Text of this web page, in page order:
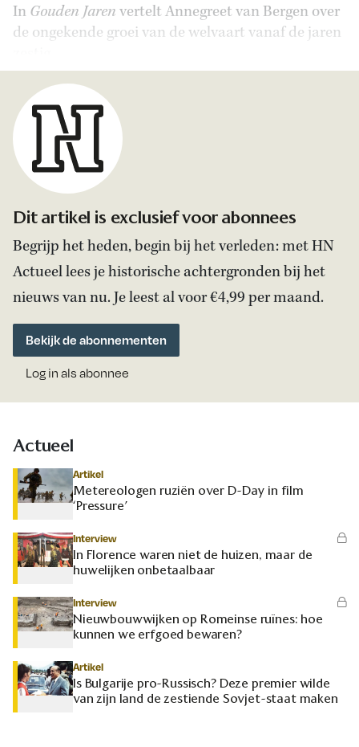
In Gouden Jarenvertelt Annegreet van Bergen over
de ongekende groei van de welvaart vanaf de jaren
Dit artikel is exclusief voor abonnees
Begrijp het heden, begin bij het verleden: met HN
Actueel lees je historische achtergronden bij het
nieuws van nu. Je leest al voor €4,99 per maand.
Bekijk de abonnementen
Log in als abonnee
Actueel
Artikel
Metereologen ruziën over D-Day in film
‘Pressure’
Interview
In Florence waren niet de huizen, maar de
huwelijken onbetaalbaar
Interview
Nieuwbouwwijken op Romeinse ruïnes: hoe
kunnen we erfgoed bewaren?
Artikel
Is Bulgarije pro-Russisch? Deze premier wilde
van zijn land de zestiende Sovjet-staat maken